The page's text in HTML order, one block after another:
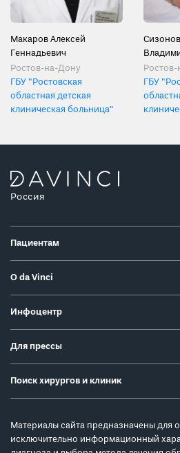
Макаров Алексей
Геннадьевич
Ростов-на-Дону
ГБУ "Ростовская
областная детская
клиническая больница"
Сизонов
ГБУ
Россия
Пациентам
О da Vinci
Инфоцентр
Для прессы
Поиск хирургов и клиник
Материалы сайта предназначены для
исключительно информационный